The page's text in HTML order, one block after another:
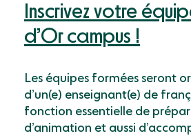
Inscrivez votre
d’Or campus !
Les équipes formées seront
d’un(e) enseignant(e) de
fonction essentielle de
d’animation et aussi